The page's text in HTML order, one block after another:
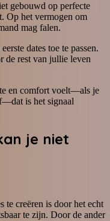
gebouwd op perfecte
Op het vermogen om
mag falen.
dates toe te passen.
de rest van jullie leven
en comfort voelt—als je
is het signaal
je niet
te creëren is door het echt
te zijn. Door de ander